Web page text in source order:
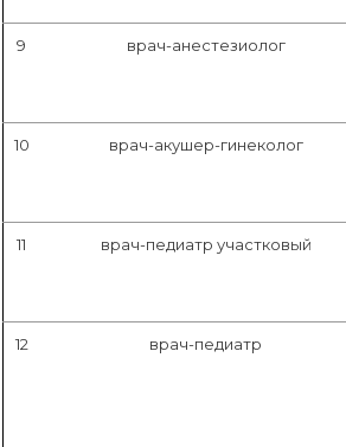
9 врач-анестезиолог
10 врач-акушер-гинеколог
11 врач-педиатр участковый
12 врач-педиатр